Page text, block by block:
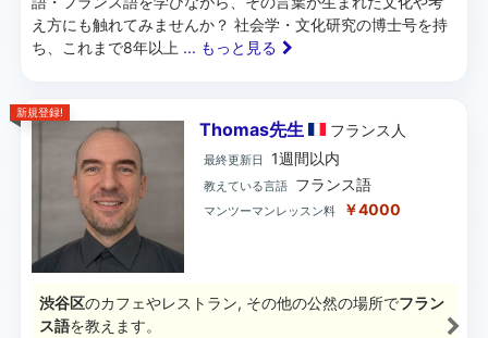
え方にも触れてみませんか？ 社会学・文化研究の博士号を持
ち、これまで8年以上 ... もっと見る
新規登録!
Thomas先生 フランス 人
最終更新日 1週間以内
教えている言語 フランス語
マンツーマンレッスン料 ￥4000
渋谷区のカフェやレストラン, その他の公然の場所でフラン
ス語を教えます。